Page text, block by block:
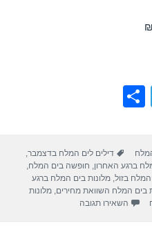
ים המלח 06/11/2018
T
gr
a
m
eתגיות
דילים לים המלח בדצמבר
ברגע האחרון חופשה בים המלח
המלח בזול ,מלונות בים המלח ברגע
בים המלח השוואת מחירים ,מלונות
השאירו תגובה